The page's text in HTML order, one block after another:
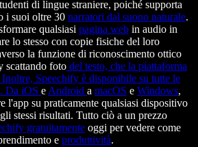
di lingue straniere, poiché supporta
i suoi oltre 30 narratori dal suono naturale.
qualsiasi pagina web in audio in
lo stesso con copie fisiche del loro
la funzione di riconoscimento ottico
scattando foto del testo, che la piattaforma
Speechify è disponibile su tutte le
Da iOS e Android a macOS e Windows,
l'app su praticamente qualsiasi dispositivo
stessi risultati. Tutto ciò a un prezzo
gratuitamente oggi per vedere come
e produttività.